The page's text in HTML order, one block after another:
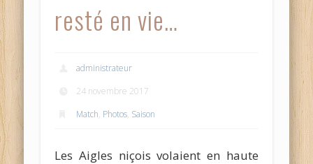
resté en vie…
administrateur
24 novembre 2017
Match, Photos, Saison
Les Aigles niçois volaient en haute